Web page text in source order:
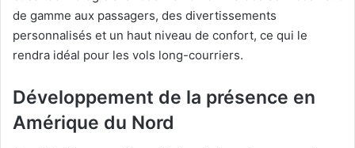
de gamme aux passagers, des divertissements
personnalisés et un haut niveau de confort, ce qui le
rendra idéal pour les vols long-courriers.
Développement de la présence en
Amérique du Nord